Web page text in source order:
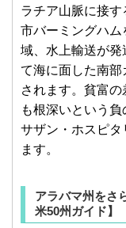
ラチア山脈に接
市バーミングハ
域、水上輸送が発
て海に面した南
されます。貧富
も根深いという
サザン・ホスピタ
ます。
アラバマ州をさ
米50州ガイド】